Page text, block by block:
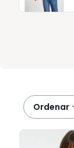
Pode
Ordenar